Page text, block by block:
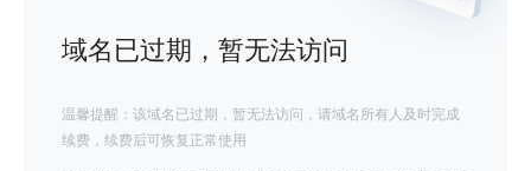
域名已过期，暂无法访问
温馨提醒：该域名已过期，暂无法访问，请域名所有人及时完成
续费，续费后可恢复正常使用